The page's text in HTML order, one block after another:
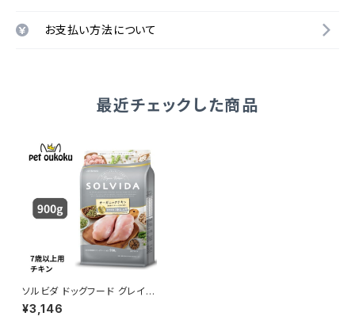
お支払い方法について
最近チェックした商品
ソルビダ ドッグフード グレイン
フリー チキン 室内飼育7歳以上
用 900g 4562312014510
¥3,146